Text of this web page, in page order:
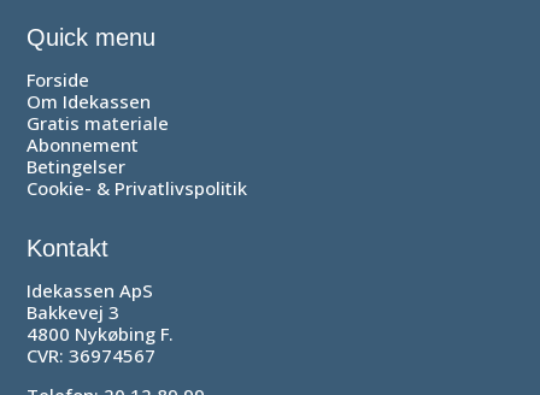
Quick menu
Forside
Om Idekassen
Gratis materiale
Abonnement
Betingelser
Cookie- & Privatlivspolitik
Kontakt
Idekassen ApS
Bakkevej 3
4800 Nykøbing F.
CVR: 36974567